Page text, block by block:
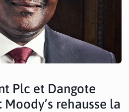
Plc et Dangote
Moody’s rehausse la